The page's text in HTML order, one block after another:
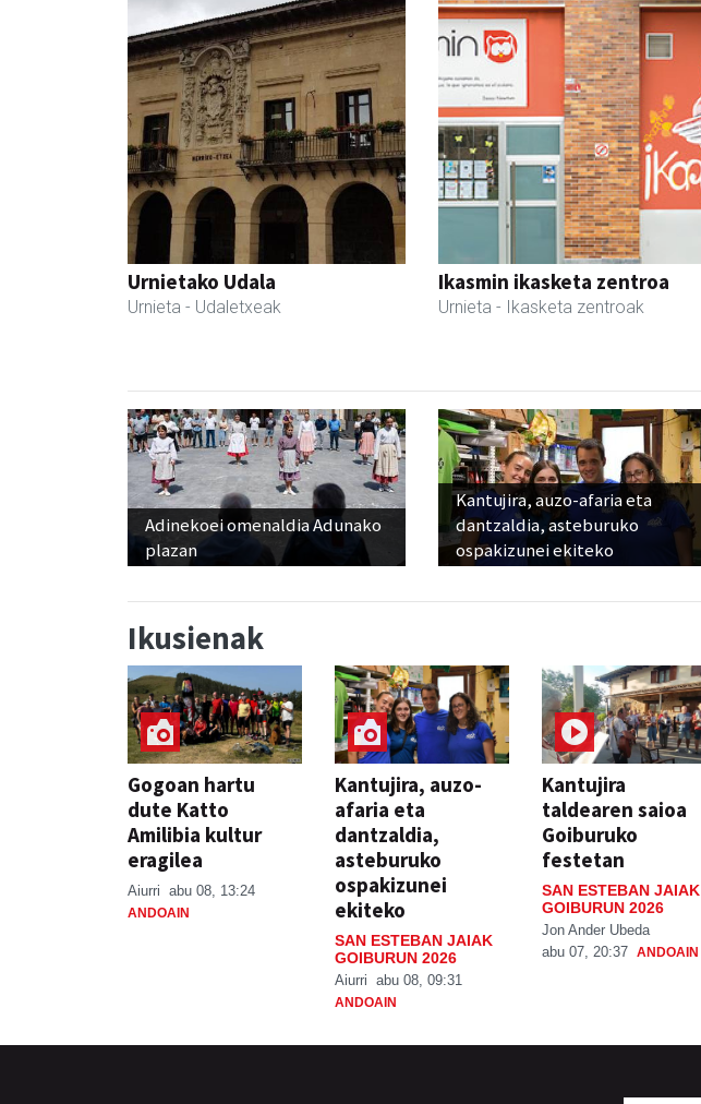
Urnietako Udala
Urnieta - Udaletxeak
Ikasmin ikasketa zentroa
Urnieta - Ikasketa zentroak
Adinekoei omenaldia Adunako
plazan
Kantujira, auzo-afaria eta
dantzaldia, asteburuko
ospakizunei ekiteko
Ikusienak
Gogoan hartu
dute Katto
Amilibia kultur
eragilea
Aiurri abu 08, 13:24
ANDOAIN
Kantujira, auzo-
afaria eta
dantzaldia,
asteburuko
ospakizunei
ekiteko
SAN ESTEBAN JAIAK
GOIBURUN 2026
Aiurri abu 08, 09:31
ANDOAIN
Kantujira
taldearen saioa
Goiburuko
festetan
SAN ESTEBAN JAIAK
GOIBURUN 2026
Jon Ander Ubeda
abu 07, 20:37 ANDOAIN